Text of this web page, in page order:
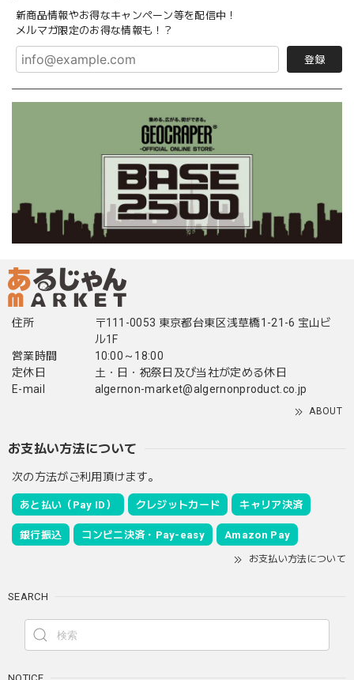
新商品情報やお得なキャンペーン等を配信中！
メルマガ限定のお得な情報も！？
登録
住所
〒111-0053 東京都台東区浅草橋1-21-6 宝山ビ
ル1F
営業時間
10:00～18:00
定休日
土・日・祝祭日及び当社が定める休日
E-mail
algernon-market@algernonproduct.co.jp
ABOUT
お支払い方法について
次の方法がご利用頂けます。
あと払い（Pay ID） クレジットカード キャリア決済
銀行振込 コンビニ決済・Pay-easy Amazon Pay
お支払い方法について
SEARCH